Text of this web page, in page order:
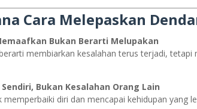
Cara Melepaskan
Bukan Berarti Melupakan
membiarkan kesalahan terus terjadi, tetapi
Bukan Kesalahan Orang Lain
memperbaiki diri dan mencapai kehidupan yang